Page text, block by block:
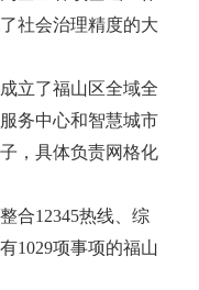
社会治理精度的大
了福山区全域全
务中心和智慧城市
，具体负责网格化
12345热线、综
1029项事项的福山